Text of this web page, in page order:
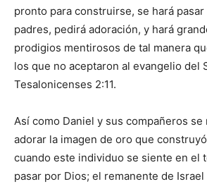
pronto para construirse, se hará
padres, pedirá adoración, y hará
prodigios mentirosos de tal manera
los que no aceptaron al evangelio del
Tesalonicenses 2:11.
Así como Daniel y sus compañeros
adorar la imagen de oro que
cuando este individuo se siente en el
pasar por Dios; el remanente de